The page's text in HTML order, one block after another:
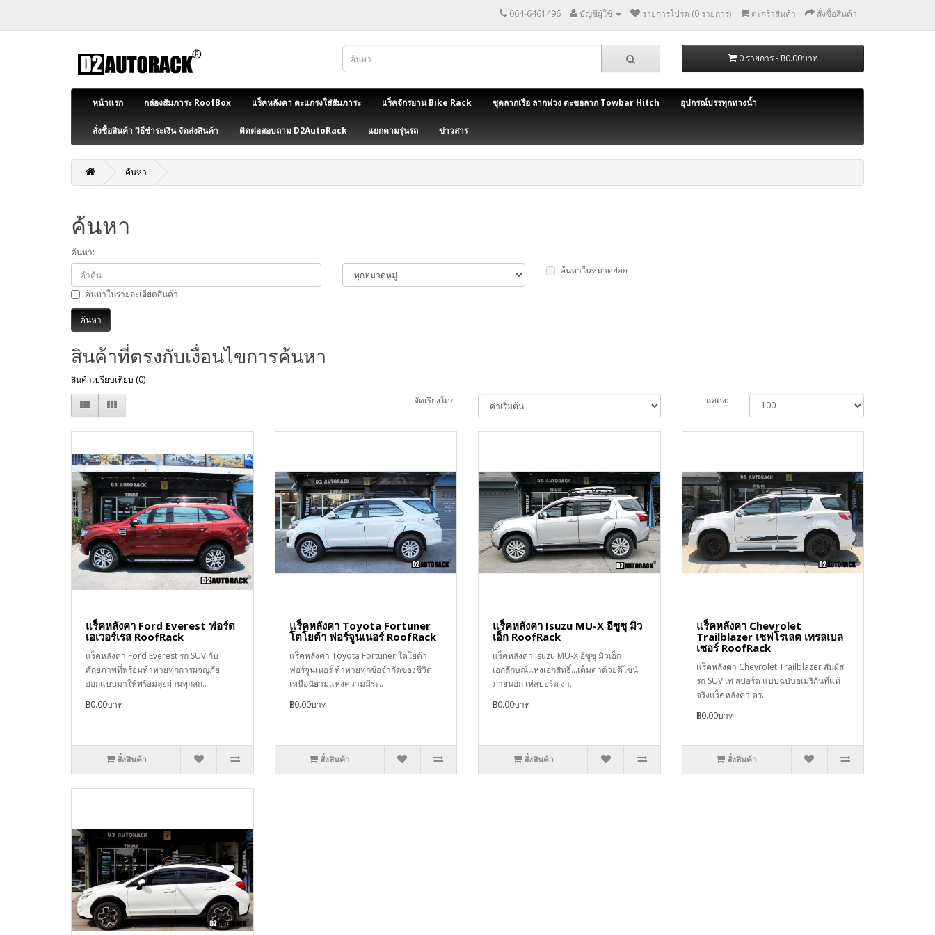
064-6461496 บัญชีผู้ใช้ รายการโปรด (0 รายการ) ตะกร้าสินค้า สั่งซื้อสินค้า
0 รายการ - ฿0.00บาท
หน้าแรก กล่องสัมภาระ RoofBox แร็คหลังคา ตะแกรงใส่สัมภาระ แร็คจักรยาน Bike Rack ชุดลากเรือ ลากพ่วง ตะขอลาก Towbar Hitch อุปกรณ์บรรทุกทางน้ำ
สั่งซื้อสินค้า วิธีชำระเงิน จัดส่งสินค้า ติดต่อสอบถาม D2AutoRack แยกตามรุ่นรถ ข่าวสาร
ค้นหา
ค้นหา
ค้นหา:
ค้นหาในหมวดย่อย
ค้นหาในรายละเอียดสินค้า
สินค้าที่ตรงกับเงื่อนไขการค้นหา
สินค้าเปรียบเทียบ (0)
จัดเรียงโดย:
แสดง:
แร็คหลังคา Ford Everest ฟอร์ด
เอเวอร์เรส RoofRack
แร็คหลังคา Ford Everest รถ SUV กับ
ศักยภาพที่พร้อมท้าทายทุกการผจญภัย
ออกแบบมาให้พร้อมลุยผ่านทุกสถ..
฿0.00บาท
สั่งสินค้า
แร็คหลังคา Toyota Fortuner
โตโยต้า ฟอร์จูนเนอร์ RoofRack
แร็คหลังคา Toyota Fortuner โตโยต้า
ฟอร์จูนเนอร์ ท้าทายทุกข้อจำกัดของชีวิต
เหนือนิยามแห่งความมีระ..
฿0.00บาท
สั่งสินค้า
แร็คหลังคา Isuzu MU-X อีซูซุ มิว
เอ็ก RoofRack
แร็คหลังคา Isuzu MU-X อีซูซุ มิวเอ็ก
เอกลักษณ์แห่งเอกสิทธิ์…เต็มตาด้วยดีไซน์
ภายนอก เท่สปอร์ต งา..
฿0.00บาท
สั่งสินค้า
แร็คหลังคา Chevrolet
Trailblazer เชฟโรเลต เทรลเบล
เซอร์ RoofRack
แร็คหลังคา Chevrolet Trailblazer สัมผัส
รถ SUV เท่ สปอร์ต แบบฉบับอเมริกันที่แท้
จริงแร็คหลังคา ตร..
฿0.00บาท
สั่งสินค้า